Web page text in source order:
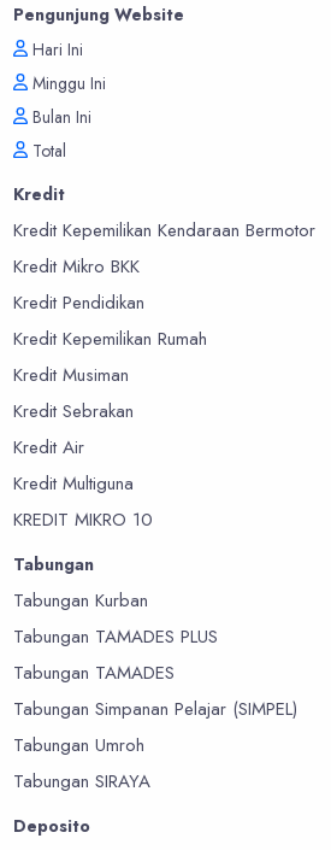
Pengunjung Website
Hari Ini
Minggu Ini
Bulan Ini
Total
Kredit
Kredit Kepemilikan Kendaraan Bermotor
Kredit Mikro BKK
Kredit Pendidikan
Kredit Kepemilikan Rumah
Kredit Musiman
Kredit Sebrakan
Kredit Air
Kredit Multiguna
KREDIT MIKRO 10
Tabungan
Tabungan Kurban
Tabungan TAMADES PLUS
Tabungan TAMADES
Tabungan Simpanan Pelajar (SIMPEL)
Tabungan Umroh
Tabungan SIRAYA
Deposito